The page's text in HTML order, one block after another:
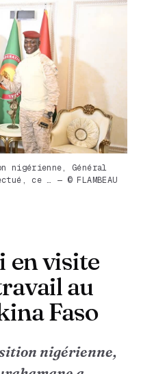
nigérienne, Général
ce … — © FLAMBEAU
en visite
au
Faso
nigérienne,